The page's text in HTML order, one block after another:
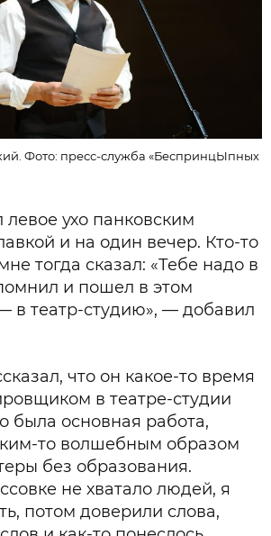
Фото: пресс-служба «БеспринцЫпных
ухо панковским
и на один вечер. Кто-то
тогда сказал: «Тебе надо в
и пошел в этом
в театр-студию», — добавил
что он какое-то время
в театре-студии
была основная работа,
то волшебным образом
без образования.
не хватало людей, я
потом доверили слова,